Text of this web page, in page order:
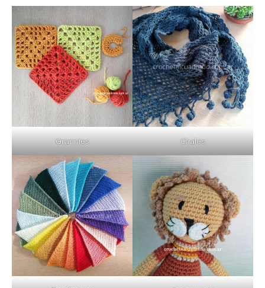
Grannies Chales